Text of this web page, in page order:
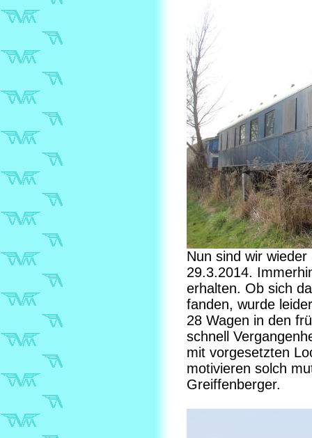
Nun sind wir
29.3.2014.
erhalten. Ob sich
fanden, wurde
28 Wagen in den
schnell
mit vorgesetzten
motivieren solch
Greiffenberger.